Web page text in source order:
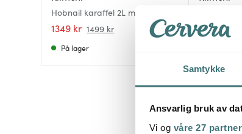
Samtykke
Ansvarlig bruk av
Vi og våre 27
Hobnail karaffel 2L misty blue
1349 kr 1499 kr
På lager
1124 kr